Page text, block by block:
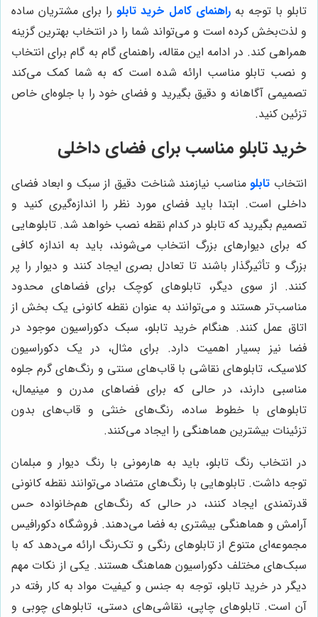
تابلو با توجه بهراهنمای کامل خرید تابلورا برای مشتریان ساده
و لذت‌بخش کرده است و می‌تواند شما را در انتخاب بهترین گزینه
همراهی کند. در ادامه این مقاله، راهنمای گام به گام برای انتخاب
و نصب تابلو مناسب ارائه شده است که به شما کمک می‌کند
تصمیمی آگاهانه و دقیق بگیرید و فضای خود را با جلوه‌ای خاص
تزئین کنید.
خرید تابلو مناسب برای فضای داخلی
انتخاب تابلو مناسب نیازمند شناخت دقیق از سبک و ابعاد فضای
داخلی است. ابتدا باید فضای مورد نظر را اندازه‌گیری کنید و
تصمیم بگیرید که تابلو در کدام نقطه نصب خواهد شد. تابلوهایی
که برای دیوارهای بزرگ انتخاب می‌شوند، باید به اندازه کافی
بزرگ و تأثیرگذار باشند تا تعادل بصری ایجاد کنند و دیوار را پر
کنند. از سوی دیگر، تابلوهای کوچک برای فضاهای محدود
مناسب‌تر هستند و می‌توانند به عنوان نقطه کانونی یک بخش از
اتاق عمل کنند. هنگام خرید تابلو، سبک دکوراسیون موجود در
فضا نیز بسیار اهمیت دارد. برای مثال، در یک دکوراسیون
کلاسیک، تابلوهای نقاشی با قاب‌های سنتی و رنگ‌های گرم جلوه
مناسبی دارند، در حالی که برای فضاهای مدرن و مینیمال،
تابلوهای با خطوط ساده، رنگ‌های خنثی و قاب‌های بدون
تزئینات بیشترین هماهنگی را ایجاد می‌کنند.
در انتخاب رنگ تابلو، باید به هارمونی با رنگ دیوار و مبلمان
توجه داشت. تابلوهایی با رنگ‌های متضاد می‌توانند نقطه کانونی
قدرتمندی ایجاد کنند، در حالی که رنگ‌های هم‌خانواده حس
آرامش و هماهنگی بیشتری به فضا می‌دهند. فروشگاه دکورافیس
مجموعه‌ای متنوع از تابلوهای رنگی و تک‌رنگ ارائه می‌دهد که با
سبک‌های مختلف دکوراسیون هماهنگ هستند. یکی از نکات مهم
دیگر در خرید تابلو، توجه به جنس و کیفیت مواد به کار رفته در
آن است. تابلوهای چاپی، نقاشی‌های دستی، تابلوهای چوبی و